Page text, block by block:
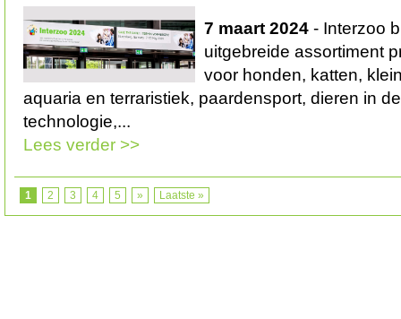
7 maart 2024 - Interzoo
uitgebreide assortiment
voor honden, katten,
aquaria en terraristiek, paardensport, dieren in
technologie,...
Lees verder >>
1 2 3 4 5 » Laatste »